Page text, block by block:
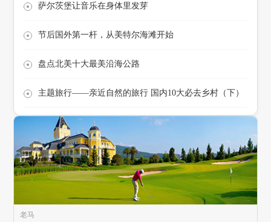
萨尔茨堡让音乐在身体里发芽
节后国外第一杆，从美特尔海滩开始
盘点北美十大最美沿海公路
主题旅行——亲近自然的旅行 国内10大必去乡村（下）
老马